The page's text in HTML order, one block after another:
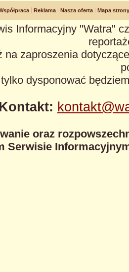
Reklama Nasza oferta Mapa strony
Informacyjny "Watra"
na zaproszenia
dysponować
oraz
Serwisie